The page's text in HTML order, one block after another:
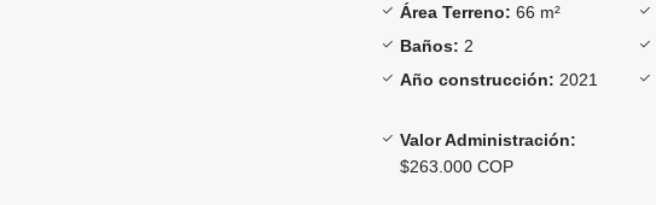
Área Terreno: 66 m²
Baños: 2
Año construcción: 2021
Valor Administración:
$263.000 COP